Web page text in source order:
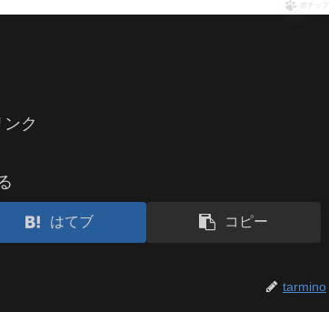
ポチップ
ク
はてブ コピー
tarmino